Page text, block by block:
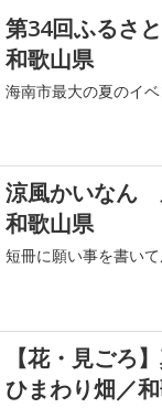
第34回ふるさ
和歌山県
海南市最大の夏のイベ
涼風かいなん
和歌山県
短冊に願い事を書い
【花・見ごろ
ひまわり畑／